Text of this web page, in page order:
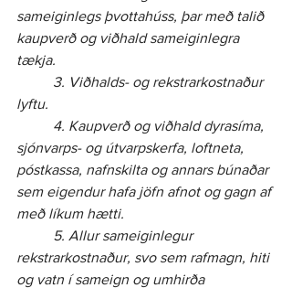
sameiginlegs þvottahúss, þar með talið
kaupverð og viðhald sameiginlegra
tækja.
lyftu.
sjónvarps- og útvarpskerfa, loftneta,
póstkassa, nafnskilta og annars búnaðar
sem eigendur hafa jöfn afnot og gagn af
með líkum hætti.
rekstrarkostnaður, svo sem rafmagn, hiti
og vatn í sameign og umhirða